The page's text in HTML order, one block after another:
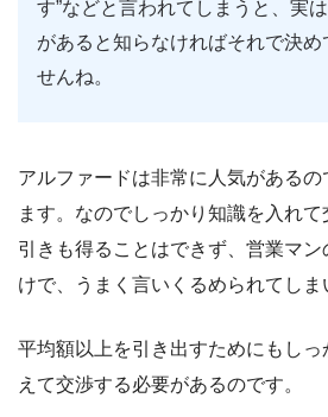
す”などと言われてしまうと、実
があると知らなければそれで決め
せんね。
アルファードは非常に人気がある
ます。なのでしっかり知識を入れ
引きも得ることはできず、営業マ
けで、うまく言いくるめられてしま
平均額以上を引き出すためにもし
えて交渉する必要があるのです。